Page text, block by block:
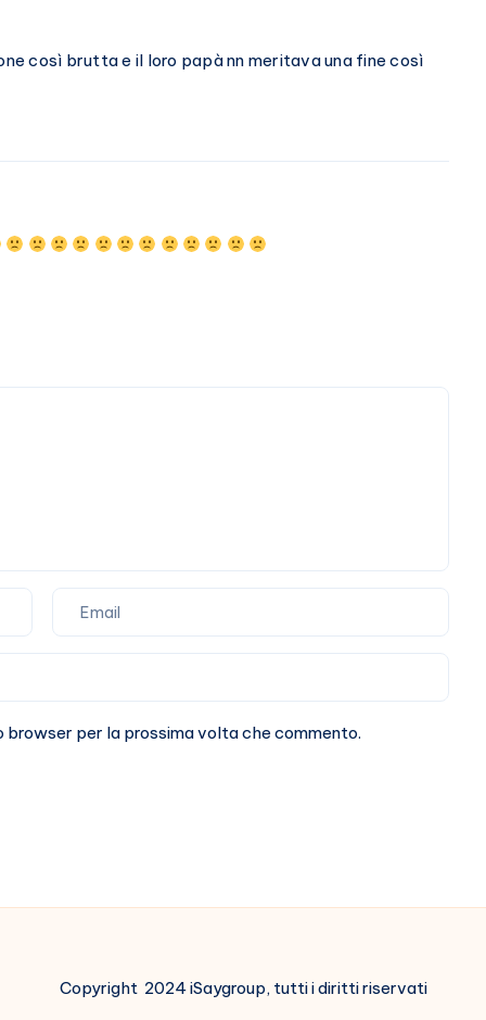
così brutta e il loro papà nn meritava una fine così
browser per la prossima volta che commento.
Copyright 2024 iSaygroup, tutti i diritti riservati